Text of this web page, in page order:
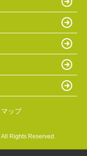
ップ
Rights Reserved.